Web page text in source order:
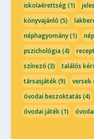
iskolaérettség(1)
könyvajánló (5)
néphagyomány(1)
pszichológia(4)
színező(3) találós
társasjáték(9) versek
óvodai beszoktatás (4)
óvodai játék(1)